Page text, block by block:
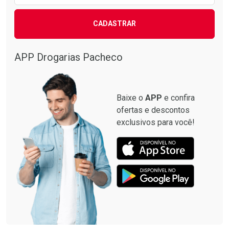
CADASTRAR
APP Drogarias Pacheco
Baixe o APP e confira
ofertas e descontos
exclusivos para você!